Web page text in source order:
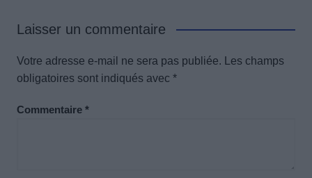
Laisser un commentaire
Votre adresse e-mail ne sera pas publiée.
Les champs
obligatoires sont indiqués avec *
Commentaire *